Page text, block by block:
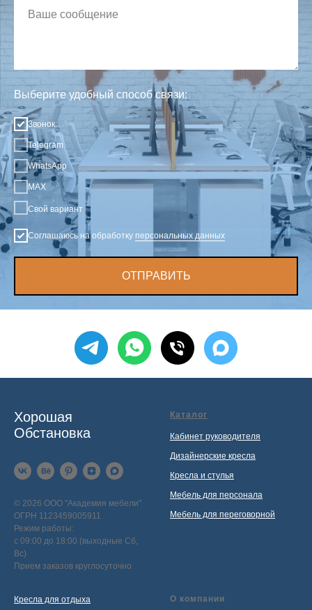
Выберите удобный способ связи:
Звонок
Telegram
WhatsApp
MAX
Свой вариант
Соглашаюсь на обработку персональных данных
ОТПРАВИТЬ
Хорошая
Обстановка
© 2026 ООО "Академия мебели"
ОГРН 1123459005911
Режим работы:
с 09:00 до 18:00 (выходные Сб,
Вс)
Прием заказов круглосуточно
Каталог
Кабинет руководителя
Дизайнерские кресла
Кресла и стулья
Мебель для персонала
Мебель для переговорной
Кресла для отдыха О компании